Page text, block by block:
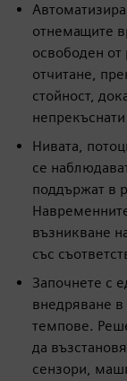
отнемащите
освободен от
отчитане,
стойност,
Нивата,
се
поддържат в
възникване
със
Започнете с
внедряване
темпове.
да
сензори,